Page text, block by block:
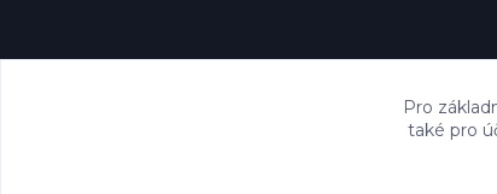
Pro
také pro